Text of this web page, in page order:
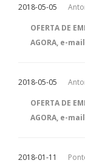
2018-05-05
OFERTA DE
AGORA, e-
2018-05-05
OFERTA DE
AGORA, e-
2018-01-11